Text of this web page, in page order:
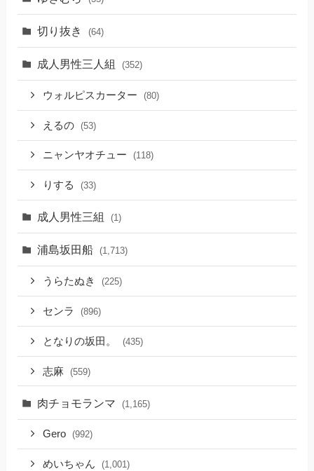
切り抜き (64)
成人男性三人組 (352)
ウォルピスカーター (80)
えるの (53)
ニャンヤオチュー (118)
りする (33)
成人男性三組 (1)
浦島坂田船 (1,713)
うらたぬき (225)
センラ (896)
となりの坂田。 (435)
志麻 (559)
肉チョモランマ (1,165)
Gero (992)
めいちゃん (1,001)